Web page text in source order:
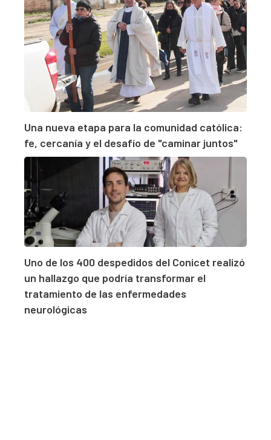
Una nueva etapa para la comunidad católica:
fe, cercanía y el desafío de "caminar juntos"
Uno de los 400 despedidos del Conicet realizó
un hallazgo que podría transformar el
tratamiento de las enfermedades
neurológicas